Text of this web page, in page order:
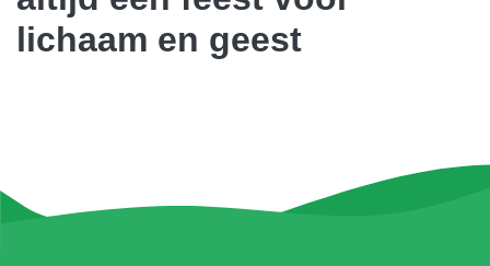
lichaam en geest